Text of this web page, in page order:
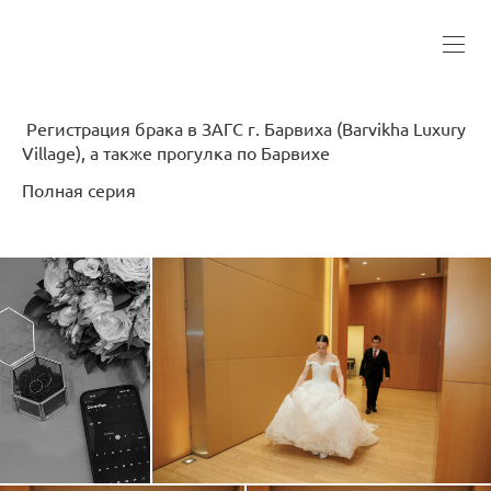
Регистрация брака в ЗАГС г. Барвиха (Barvikha Luxury
Village), а также прогулка по Барвихе
Полная серия